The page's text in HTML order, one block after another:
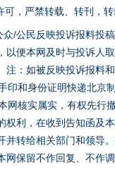
，严禁转载、转刊，转
/公民反映投诉报料投
便本网及时与投诉人
：如被反映投诉报料
和身份证明快递北京
核实属实，有权先行
利，在收到告知函及
转给相关部门和领导
保留不作回复、不作
今年投资意愿榜揭晓